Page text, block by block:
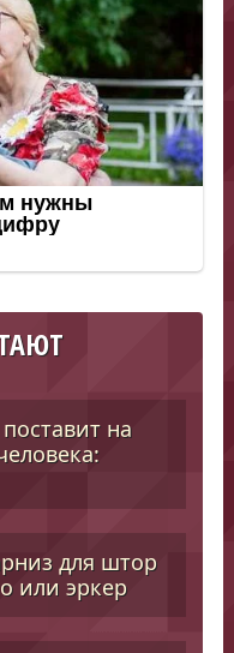
на
для штор
или эркер